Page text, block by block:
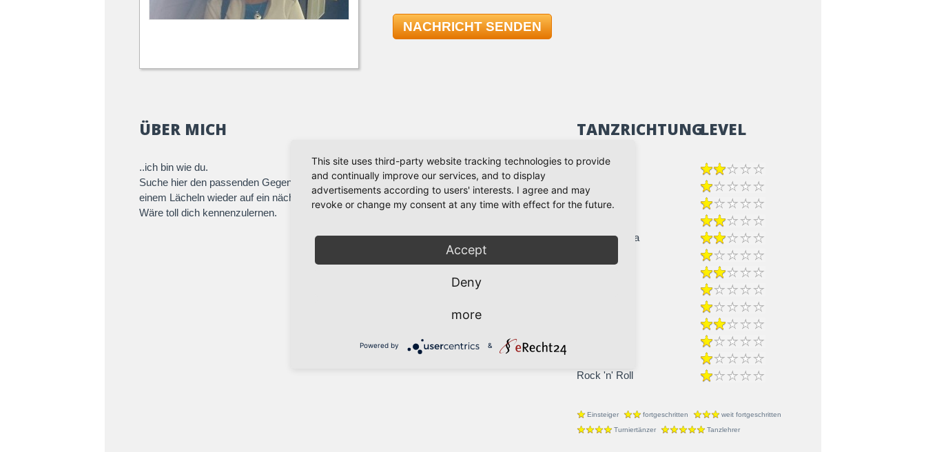
NACHRICHT SENDEN
ÜBER MICH
..ich bin wie du.
Suche hier den passenden Gegenpart, mit dem Tanzen Spass macht und wir uns mit
einem Lächeln wieder auf ein nächstes mal freuen..
Wäre toll dich kennenzulernen.
TANZRICHTUNG
Standard
Tango
Walzer
Cha-Cha-Cha
Rock 'n' Roll
LEVEL
Einsteiger fortgeschritten
weit fortgeschritten
Turniertänzer
Tanzlehrer
This site uses third-party website tracking technologies to provide
and continually improve our services, and to display
advertisements according to users' interests. I agree and may
revoke or change my consent at any time with effect for the future.
Accept
Deny
more
Powered by &